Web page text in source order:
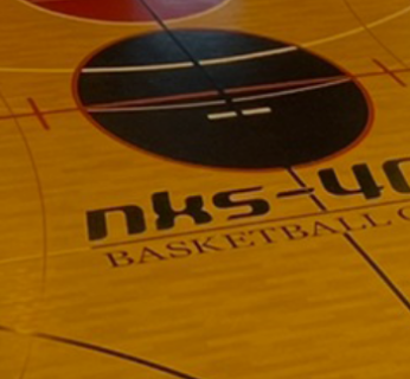
nks-405のWEBサイトへようこそ
コート予約はこちら